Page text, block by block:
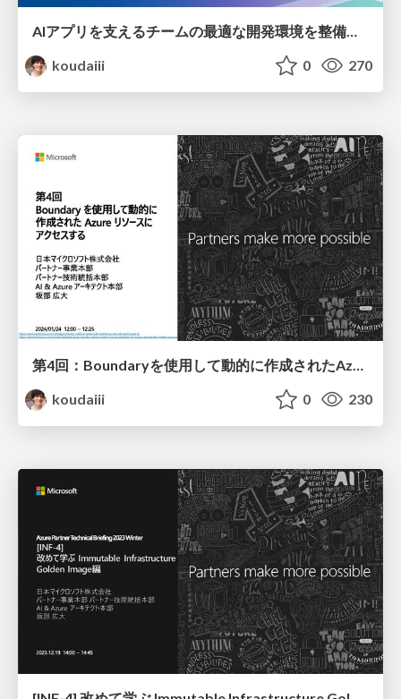
AIアプリを支えるチームの最適な開発環境を整備する / / Optimizing AI Development Environment with Platform/DevOps Engineers
koudaiii
0 270
koudaiii
0 230